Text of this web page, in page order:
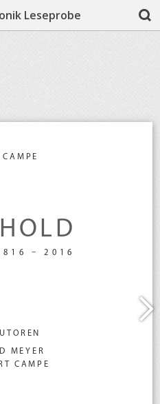
Leseprobe